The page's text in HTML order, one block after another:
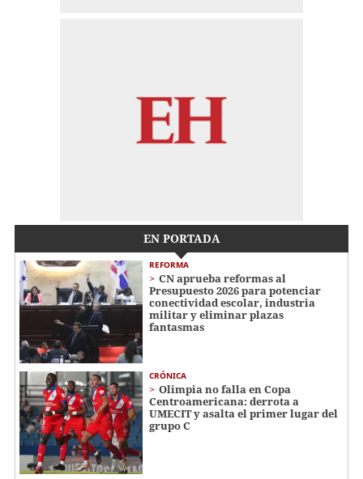
EN PORTADA
REFORMA
CN aprueba reformas al
Presupuesto 2026 para potenciar
conectividad escolar, industria
militar y eliminar plazas
fantasmas
CRÓNICA
Olimpia no falla en Copa
Centroamericana: derrota a
UMECIT y asalta el primer lugar del
grupo C